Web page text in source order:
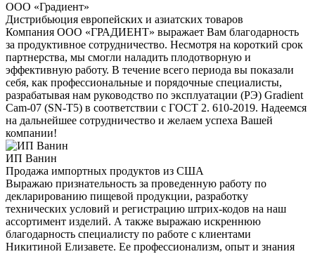
ООО «Градиент»
Дистрибьюция европейских и азиатских товаров
Компания ООО «ГРАДИЕНТ» выражает Вам благодарность
за продуктивное сотрудничество. Несмотря на короткий срок
партнерства, мы смогли наладить плодотворную и
эффективную работу. В течение всего периода вы показали
себя, как профессиональные и порядочные специалисты,
разрабатывая нам руководство по эксплуатации (РЭ) Gradient
Cam-07 (SN-T5) в соответствии с ГОСТ 2. 610-2019. Надеемся
на дальнейшее сотрудничество и желаем успеха Вашей
компании!
ИП Ванин
Продажа импортных продуктов из США
Выражаю признательность за проведенную работу по
декларированию пищевой продукции, разработку
технических условий и регистрацию штрих-кодов на наш
ассортимент изделий. А также выражаю искреннюю
благодарность специалисту по работе с клиентами
Никитиной Елизавете. Ее профессионализм, опыт и знания